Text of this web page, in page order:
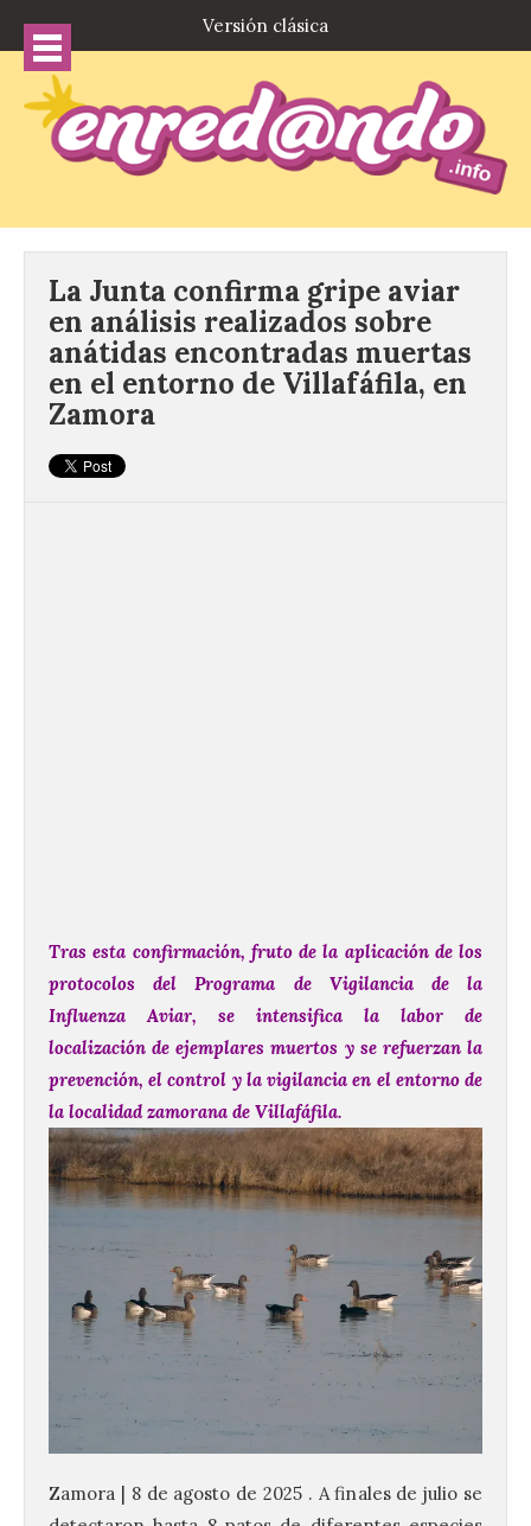
Versión clásica
La Junta confirma gripe aviar
en análisis realizados sobre
anátidas encontradas muertas
en el entorno de Villafáfila, en
Zamora
Tras esta confirmación, fruto de la aplicación de los
protocolos del Programa de Vigilancia de la
Influenza Aviar, se intensifica la labor de
localización de ejemplares muertos y se refuerzan la
prevención, el control y la vigilancia en el entorno de
la localidad zamorana de Villafáfila.
Zamora | 8 de agosto de 2025 . A finales de julio se